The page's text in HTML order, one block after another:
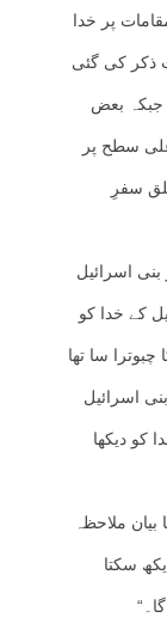
پر خدا
ذکر کی گئی
جبکہ بعض
سطح پر
سفرِ
اسرائیل
کے خدا کو
چبوترا سا تھا
اسرائیل
کو دیکھا
ملاحظہ
سکتا